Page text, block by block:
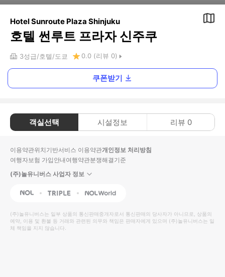
Hotel Sunroute Plaza Shinjuku
호텔 썬루트 프라자 신주쿠
3성급 호텔 도쿄 0.0 (리뷰 0)
쿠폰받기
객실선택 시설정보 리뷰 0
이용약관위치기반서비스 이용약관개인정보 처리방침
여행자보험 가입안내여행약관분쟁해결기준
(주)놀유니버스 사업자 정보
NOL Triple Interpark Global
(주)놀유니버스는 일부 상품의 통신판매중개자로서 통신판매의 당사자가 아니므로, 상품의
예약, 이용 및 환불 등 거래와 관련된 의무와 책임은 판매자에게 있으며 (주)놀유니버스는 일
체 책임을 지지 않습니다.